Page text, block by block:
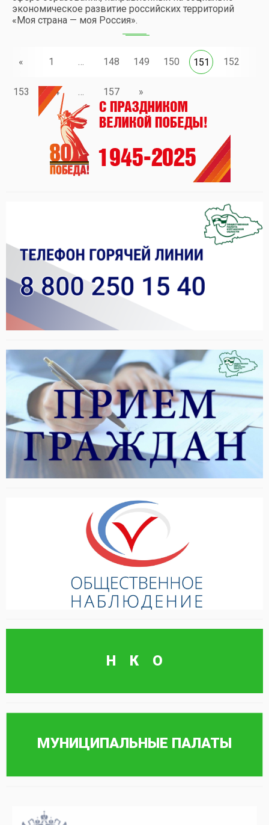
экономическое развитие российских территорий
«Моя страна — моя Россия».
« 1 … 148 149 150 151 152
153 154 … 157 »